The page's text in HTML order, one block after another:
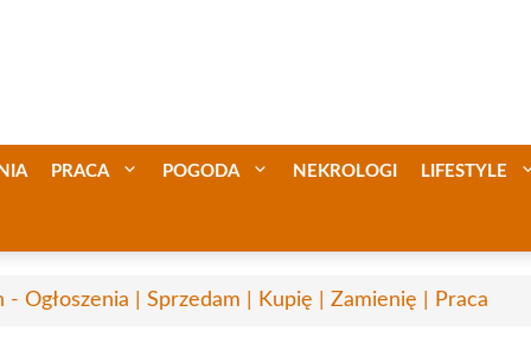
PRACA POGODA NEKROLOGI LIFESTYLE
- Ogłoszenia | Sprzedam | Kupię | Zamienię | Praca